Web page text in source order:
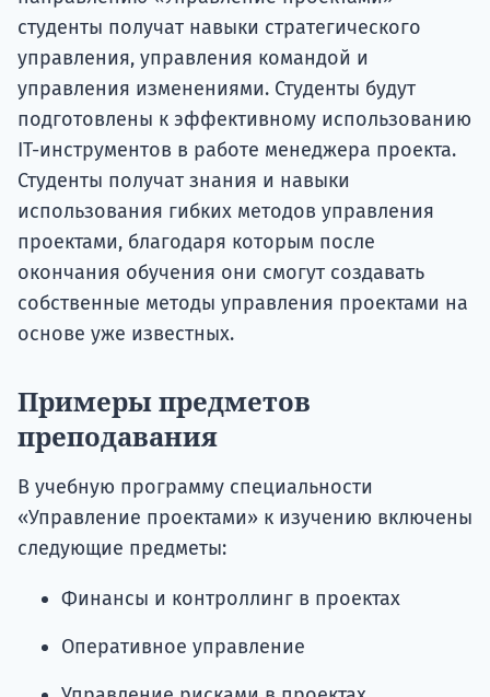
студенты получат навыки стратегического
управления, управления командой и
управления изменениями. Студенты будут
подготовлены к эффективному использованию
IТ-инструментов в работе менеджера проекта.
Студенты получат знания и навыки
использования гибких методов управления
проектами, благодаря которым после
окончания обучения они смогут создавать
собственные методы управления проектами на
основе уже известных.
Примеры предметов
преподавания
В учебную программу специальности
«Управление проектами» к изучению включены
следующие предметы:
Финансы и контроллинг в проектах
Оперативное управление